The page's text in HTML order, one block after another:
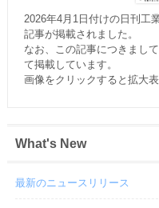
2026年4月1日付けの日刊工
記事が掲載されました。
なお、この記事につきまし
て掲載しています。
画像をクリックすると拡大表
What's New
最新のニュースリリース